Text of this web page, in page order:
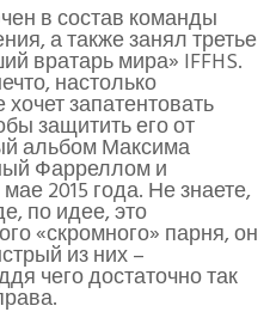
в состав команды
а также занял третье
вратарь мира» IFFHS.
настолько
запатентовать
защитить его от
альбом Максима
Фарреллом и
2015 года. Не знаете,
по идее, это
«скромного» парня, он
из них –
чего достаточно так